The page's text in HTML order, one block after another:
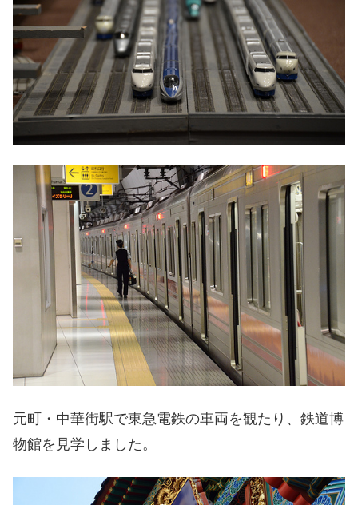
元町・中華街駅で東急電鉄の車両を観たり、鉄道博
物館を見学しました。